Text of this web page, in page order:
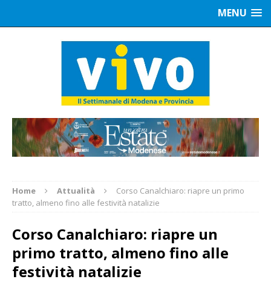
MENU
Home Attualità
Corso Canalchiaro: riapre un primo
tratto, almeno fino alle festività natalizie
Corso Canalchiaro: riapre un
primo tratto, almeno fino alle
festività natalizie